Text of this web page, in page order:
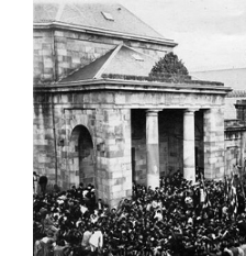
Irakurri